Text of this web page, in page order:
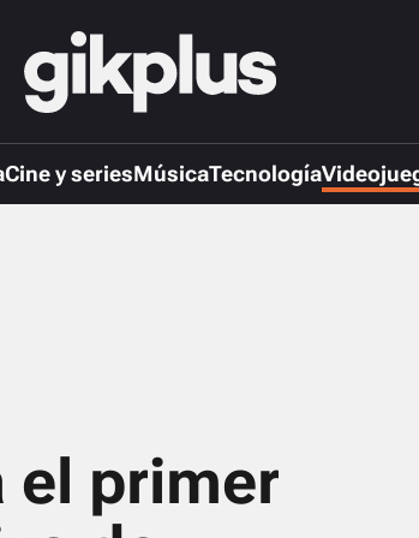
Cine y seriesMúsicaTecnología
el primer